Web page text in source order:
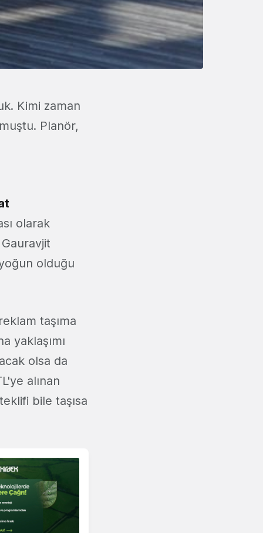
Kimi zaman
Planör,
olarak
olduğu
taşıma
yaklaşımı
olsa da
alınan
bile taşısa